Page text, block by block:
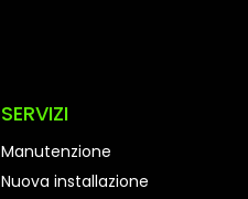
SERVIZI
Manutenzione
Nuova installazione